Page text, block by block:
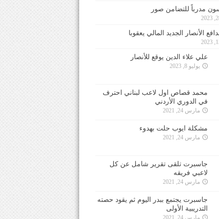
مدرباً للتضامن صور
الأنصار الجديد المالي يعقوبا
علي علاء الدين يوقع للأنصار
يوليو 8, 2023
محمد قصاص اول لاعب لبناني احترف
في الدوري الأردني
مارس 24, 2021
مشكلة ايوب حلت بهدوء
مارس 24, 2021
جاسبرت تلقى تقرير شامل عن كل
لاعبي فريقه
مارس 24, 2021
جاسبرت يجتمع ببدر اليوم ثم يقود حصته
التدريبية الأولى
مارس 24, 2021